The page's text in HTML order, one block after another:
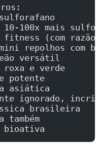
100x mais
fitness (com
repolhos com
versátil
roxa e verde
potente
asiática
ignorado,
brasileira
também
bioativa